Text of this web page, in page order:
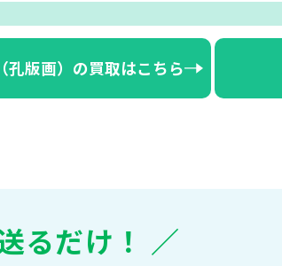
孔版画）の買取はこちら
るだけ！ ／